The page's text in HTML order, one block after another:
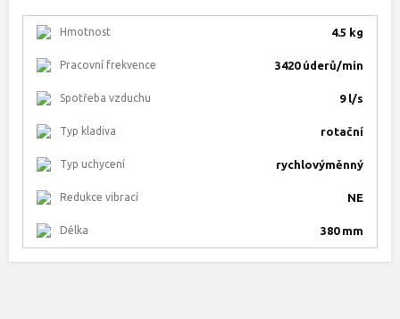
Hmotnost 4.5 kg
Pracovní frekvence 3420 úderů/min
Spotřeba vzduchu 9 l/s
Typ kladiva rotační
Typ uchycení rychlovýměnný
Redukce vibrací NE
Délka 380 mm